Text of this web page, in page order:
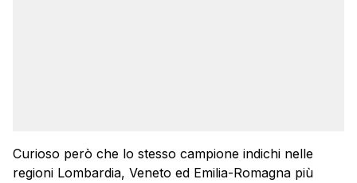
Curioso però che lo stesso campione indichi nelle
regioni Lombardia, Veneto ed Emilia-Romagna più